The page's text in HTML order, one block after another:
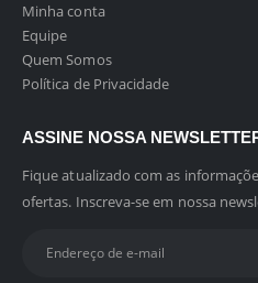
Minha conta
Equipe
Quem Somos
Política de Privacidade
ASSINE NOSSA
Fique atualizado com as
ofertas. Inscreva-se em nossa